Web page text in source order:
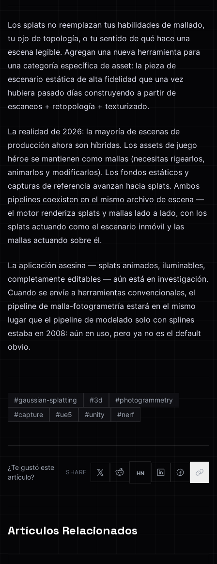
Los splats no reemplazan tus habilidades de mallado,
tu ojo de topología, o tu sentido de qué hace una
escena legible. Agregan una nueva herramienta para
una categoría específica de asset: la pieza de
escenario estática de alta fidelidad que una vez
hubiera pasado días construyendo a partir de
escaneos + retopología + texturizado.
La realidad de 2026: la mayoría de escenas de
producción ahora son híbridas. Los assets de juego
héroe se mantienen como mallas (necesitas rigearlos,
animarlos y modificarlos). Los fondos estáticos y
capturas de referencia avanzan hacia splats. Ambos
pipelines coexisten en el mismo archivo de escena —
el motor renderiza splats y mallas lado a lado, con los
splats actuando como el escenario inmóvil y las
mallas actuando sobre él.
La aplicación asesina — splats animados, iluminables,
completamente editables — aún está en investigación.
Cuando se envíe a herramientas convencionales, el
pipeline de malla-fotogrametría estará en el mismo
lugar que el pipeline de modelado solo con splines
estaba en 2008: aún en uso, pero ya no es el default
obvio.
#gaussian-splatting #3d #photogrammetry
#capture #ue5 #unity #nerf
¿Te gustó este
artículo?
SHARE HN
Artículos Relacionados